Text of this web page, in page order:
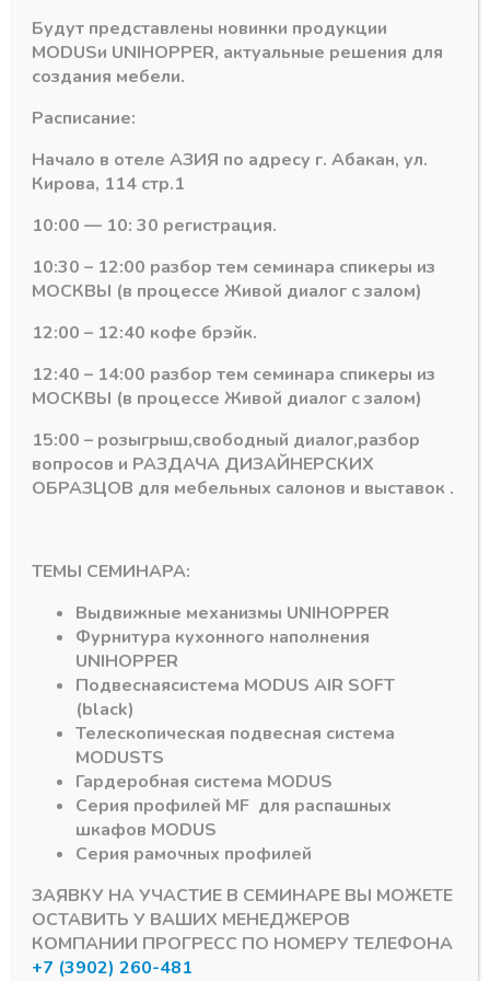
баз,
длина
4,0м
ЛАТУНЬ
Похожие товары
Профиль С ПОДСВЕТКОЙ MODUS
Мебельная ручка
ОДНОСТОРОННЕЙ
ПОДСВЕТКОЙ
Серебро А00
MODUS для верхних
1957,00₽
Профиль С ПОДСВЕТКОЙ MODUS
Профиль с
MODUS «С» для
нижних баз, длина
4,0м цвет: ЧЁРНЫЙ
БРАШ
Подпишитесь на рассылку акций
#MODUS 6 #Система DTC 3
Будут представлены новинки продукции
MODUSи UNIHOPPER, актуальные решения для
создания мебели.
Расписание:
Начало в отеле АЗИЯ по адресу г. Абакан, ул.
Кирова, 114 стр.1
10:00 — 10: 30 регистрация.
10:30 – 12:00 разбор тем семинара спикеры из
МОСКВЫ (в процессе Живой диалог с залом)
12:00 – 12:40 кофе брэйк.
12:40 – 14:00 разбор тем семинара спикеры из
МОСКВЫ (в процессе Живой диалог с залом)
15:00 – розыгрыш,свободный диалог,разбор
вопросов и РАЗДАЧА ДИЗАЙНЕРСКИХ
ОБРАЗЦОВ для мебельных салонов и выставок .
ТЕМЫ СЕМИНАРА:
Выдвижные механизмы UNIHOPPER
Фурнитура кухонного наполнения
UNIHOPPER
Подвеснаясистема MODUS AIR SOFT
(black)
Телескопическая подвесная система
MODUSTS
Гардеробная система MODUS
Серия профилей MF для распашных
шкафов MODUS
Серия рамочных профилей
ЗАЯВКУ НА УЧАСТИЕ В СЕМИНАРЕ ВЫ МОЖЕТЕ
ОСТАВИТЬ У ВАШИХ МЕНЕДЖЕРОВ
КОМПАНИИ ПРОГРЕСС ПО НОМЕРУ ТЕЛЕФОНА
+7 (3902) 260-481